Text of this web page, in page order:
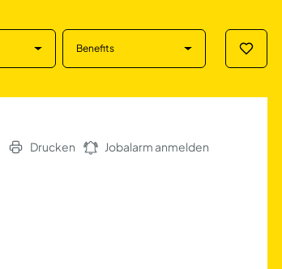
Benefits
Drucken Jobalarm anmelden